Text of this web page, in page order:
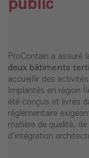
public
ProContain a assuré
deux bâtiments
accueillir des
Implantés en région
été conçus et livrés
réglementaire
matière de qualité,
d’intégration